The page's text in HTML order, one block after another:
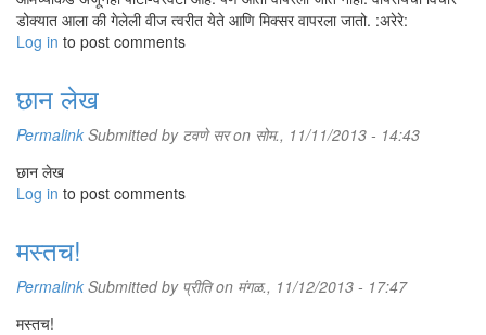
डोक्यात आला की गेलेली वीज त्वरीत येते आणि मिक्सर वापरला जातो. :अरेरे:
Log in to post comments
छान लेख
Permalink Submitted by टवणे सरon सोम., 11/11/2013 - 14:43
छान लेख
Log in to post comments
मस्तच!
Permalink Submitted by प्रीतिon मंगळ., 11/12/2013 - 17:47
मस्तच!